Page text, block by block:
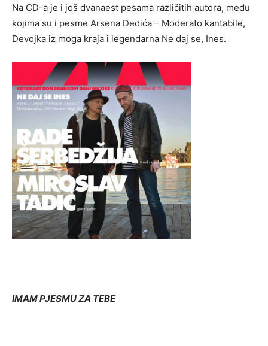
Na CD-a je i još dvanaest pesama različitih autora, među
kojima su i pesme Arsena Dedića – Moderato kantabile,
Devojka iz moga kraja i legendarna Ne daj se, Ines.
IMAM PJESMU ZA TEBE